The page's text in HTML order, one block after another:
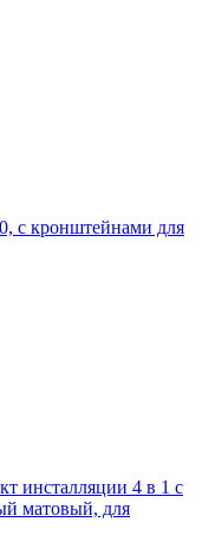
с кронштейнами для
инсталляции 4 в 1 с
матовый, для